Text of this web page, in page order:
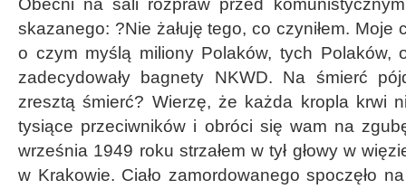
Obecni na sali rozpraw przed
skazanego: ?Nie żałuję tego, co czyniłem. Moje
o czym myślą miliony Polaków, tych Polaków,
zadecydowały bagnety NKWD. Na śmierć
zresztą śmierć? Wierzę, że każda kropla krwi
tysiące przeciwników i obróci się wam na
września 1949 roku strzałem w tył głowy w
w Krakowie. Ciało zamordowanego spoczęło